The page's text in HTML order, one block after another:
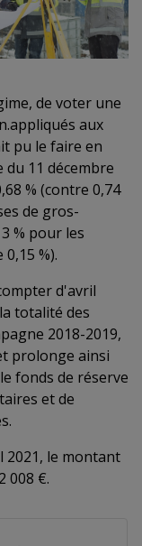
de voter une
aux
pu le faire en
du 11 décembre
% (contre 0,74
de gros-
% pour les
%).
d'avril
totalité des
2018-2019,
prolonge ainsi
fonds de réserve
et de
2021, le montant
008 €.